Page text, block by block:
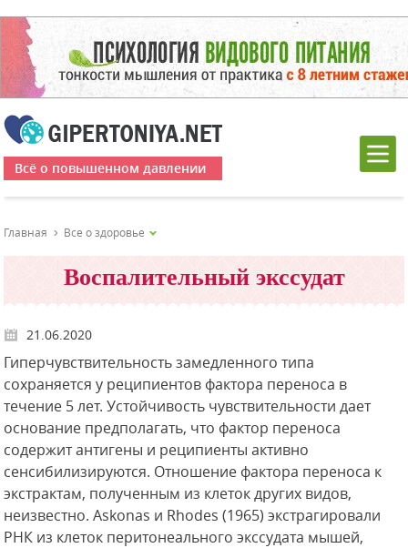
Всё о повышенном давлении
Главная Все о здоровье
Воспалительный экссудат
21.06.2020
Гиперчувствительность замедленного типа
сохраняется у реципиентов фактора переноса в
течение 5 лет. Устойчивость чувствительности дает
основание предполагать, что фактор переноса
содержит антигены и реципиенты активно
сенсибилизируются. Отношение фактора переноса к
экстрактам, полученным из клеток других видов,
неизвестно. Askonas и Rhodes (1965) экстрагировали
РНК из клеток перитонеального экссудата мышей,